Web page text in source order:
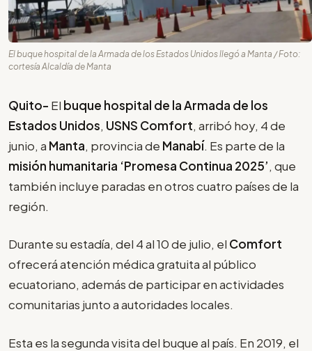
El buque hospital de la Armada de los Estados Unidos llegó a Manta / Foto:
cortesía Alcaldía de Manta
Quito- El buque hospital de la Armada de los
Estados Unidos, USNS Comfort, arribó hoy, 4 de
junio, a Manta, provincia de Manabí. Es parte de la
misión humanitaria ‘Promesa Continua 2025’, que
también incluye paradas en otros cuatro países de la
región.
Durante su estadía, del 4 al 10 de julio, el Comfort
ofrecerá atención médica gratuita al público
ecuatoriano, además de participar en actividades
comunitarias junto a autoridades locales.
Esta es la segunda visita del buque al país. En 2019, el